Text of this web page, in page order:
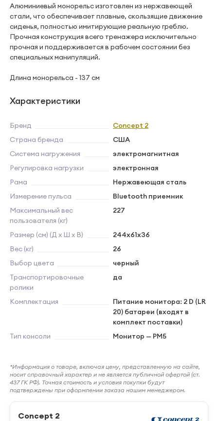
Алюминиевый монорельс изготовлен из нержавеющей
стали, что обеспечивает плавные, скользящие движение
сиденья, полностью имитирующие реальную греблю.
Прочная конструкция всего тренажера исключительно
прочная и поддерживается в рабочем состоянии без
специальных манипуляций.
Длина монорельса - 137 см
Характеристики
Бренд
Concept 2
Страна бренда
США
Система нагружения
электромагнитная
Регулировка нагрузки
электронная
Рама
Нержавеющая сталь
Измерение пульса
Bluetooth приемник
Максимальный вес
пользователя (кг)
227
Размер (см) (Д х Ш х В)
244x61х36
Вес (кг)
26
Выбор цвета
черный
Транспортировочные
ролики
да
Комплектация
Питание монитора: 2 D (LR
20) батареи (входят в
комплект поставки)
Тип консоли
Монитор — PM5
*Информация о товаре, включая цену, представленную на сайте,
носит справочный характер и не является публичной офертой (ст.
437 ГК РФ). Точная стоимость и условия покупки будут
подтверждены при оформлении заказа нашим менеджером.
Concept 2